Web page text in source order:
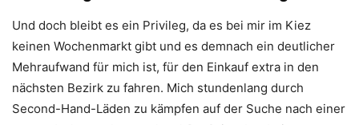
Und doch bleibt es ein Privileg, da es bei mir im Kiez
keinen Wochenmarkt gibt und es demnach ein deutlicher
Mehraufwand für mich ist, für den Einkauf extra in den
nächsten Bezirk zu fahren. Mich stundenlang durch
Second-Hand-Läden zu kämpfen auf der Suche nach einer